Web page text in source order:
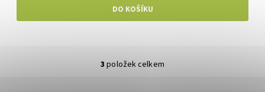
3 položek celkem